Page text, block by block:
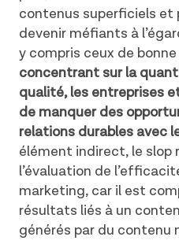
contenus superficiels et
devenir méfiants à
y compris ceux de
concentrant sur la
qualité, les entreprises
de manquer des
relations durables avec
élément indirect, le slop
l’évaluation de
marketing, car il est
résultats liés à un
générés par du contenu